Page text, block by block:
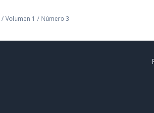
/ Volumen 1 / Número 3